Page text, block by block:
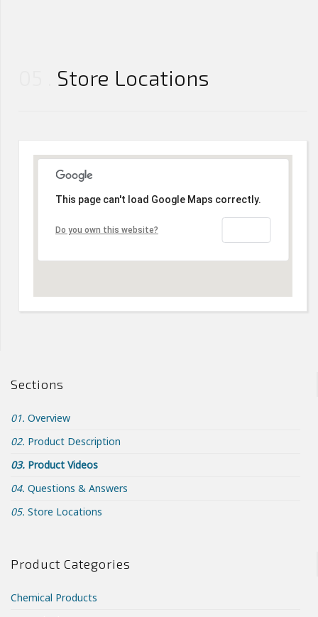
Store Locations
This page can't load Google Maps correctly.
Do you own this website?
Sections
01. Overview
02. Product Description
03. Product Videos
04. Questions & Answers
05. Store Locations
Product Categories
Chemical Products